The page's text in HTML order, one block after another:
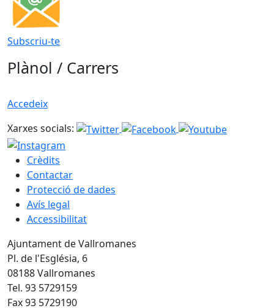
Subscriu-te
Plànol / Carrers
Accedeix
Xarxes socials:
Crèdits
Contactar
Protecció de dades
Avís legal
Accessibilitat
Ajuntament de Vallromanes
Pl. de l'Església, 6
08188 Vallromanes
Tel. 93 5729159
Fax 93 5729190